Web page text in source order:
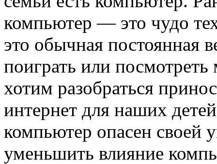
компьютер — это чудо
это обычная постоянная
поиграть или
хотим разобраться
интернет для наших
компьютер опасен своей
уменьшить влияние